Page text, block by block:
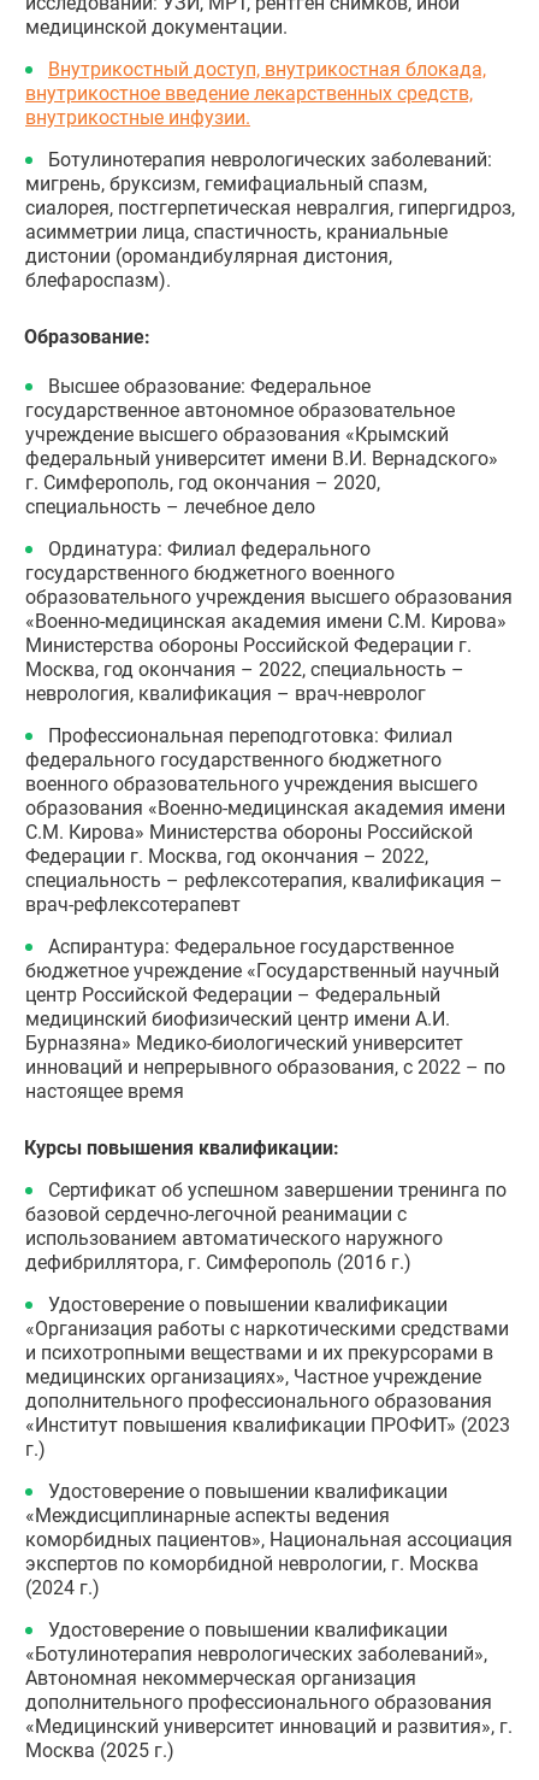
медицинской документации.
Внутрикостный доступ, внутрикостная блокада,
внутрикостное введение лекарственных средств,
внутрикостные инфузии.
Ботулинотерапия неврологических заболеваний:
мигрень, бруксизм, гемифациальный спазм,
сиалорея, постгерпетическая невралгия, гипергидроз,
асимметрии лица, спастичность, краниальные
дистонии (оромандибулярная дистония,
блефароспазм).
Образование:
Высшее образование: Федеральное
государственное автономное образовательное
учреждение высшего образования «Крымский
федеральный университет имени В.И. Вернадского»
г. Симферополь, год окончания – 2020,
специальность – лечебное дело
Ординатура: Филиал федерального
государственного бюджетного военного
образовательного учреждения высшего образования
«Военно-медицинская академия имени С.М. Кирова»
Министерства обороны Российской Федерации г.
Москва, год окончания – 2022, специальность –
неврология, квалификация – врач-невролог
Профессиональная переподготовка: Филиал
федерального государственного бюджетного
военного образовательного учреждения высшего
образования «Военно-медицинская академия имени
С.М. Кирова» Министерства обороны Российской
Федерации г. Москва, год окончания – 2022,
специальность – рефлексотерапия, квалификация –
врач-рефлексотерапевт
Аспирантура: Федеральное государственное
бюджетное учреждение «Государственный научный
центр Российской Федерации – Федеральный
медицинский биофизический центр имени А.И.
Бурназяна» Медико-биологический университет
инноваций и непрерывного образования, с 2022 – по
настоящее время
Курсы повышения квалификации:
Сертификат об успешном завершении тренинга по
базовой сердечно-легочной реанимации с
использованием автоматического наружного
дефибриллятора, г. Симферополь (2016 г.)
Удостоверение о повышении квалификации
«Организация работы с наркотическими средствами
и психотропными веществами и их прекурсорами в
медицинских организациях», Частное учреждение
дополнительного профессионального образования
«Институт повышения квалификации ПРОФИТ» (2023
г.)
Удостоверение о повышении квалификации
«Междисциплинарные аспекты ведения
коморбидных пациентов», Национальная ассоциация
экспертов по коморбидной неврологии, г. Москва
(2024 г.)
Удостоверение о повышении квалификации
«Ботулинотерапия неврологических заболеваний»,
Автономная некоммерческая организация
дополнительного профессионального образования
«Медицинский университет инноваций и развития», г.
Москва (2025 г.)